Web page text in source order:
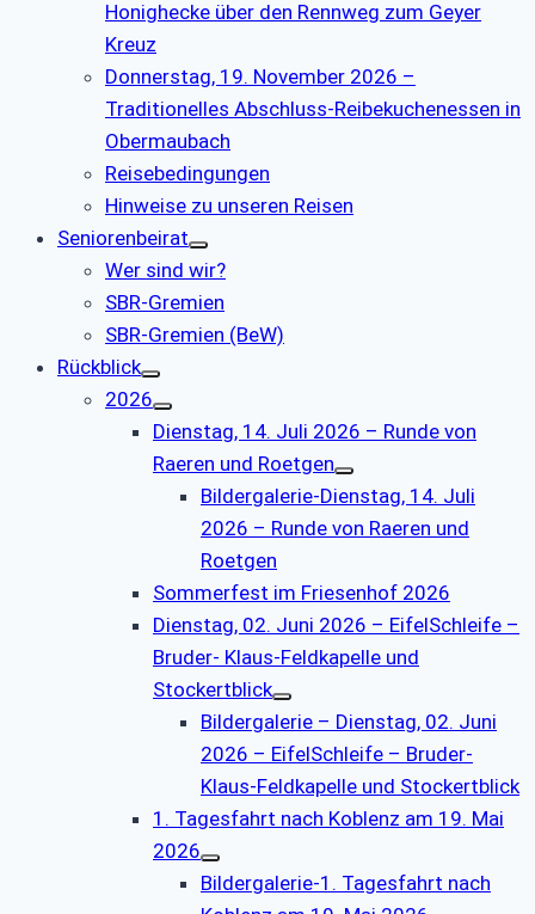
Honighecke über den Rennweg zum Geyer
Kreuz
Donnerstag, 19. November 2026 –
Traditionelles Abschluss-Reibekuchenessen in
Obermaubach
Reisebedingungen
Hinweise zu unseren Reisen
Seniorenbeirat
Wer sind wir?
SBR-Gremien
SBR-Gremien (BeW)
Rückblick
2026
Dienstag, 14. Juli 2026 – Runde von
Raeren und Roetgen
Bildergalerie-Dienstag, 14. Juli
2026 – Runde von Raeren und
Roetgen
Sommerfest im Friesenhof 2026
Dienstag, 02. Juni 2026 – EifelSchleife –
Bruder- Klaus-Feldkapelle und
Stockertblick
Bildergalerie – Dienstag, 02. Juni
2026 – EifelSchleife – Bruder-
Klaus-Feldkapelle und Stockertblick
1. Tagesfahrt nach Koblenz am 19. Mai
2026
Bildergalerie-1. Tagesfahrt nach